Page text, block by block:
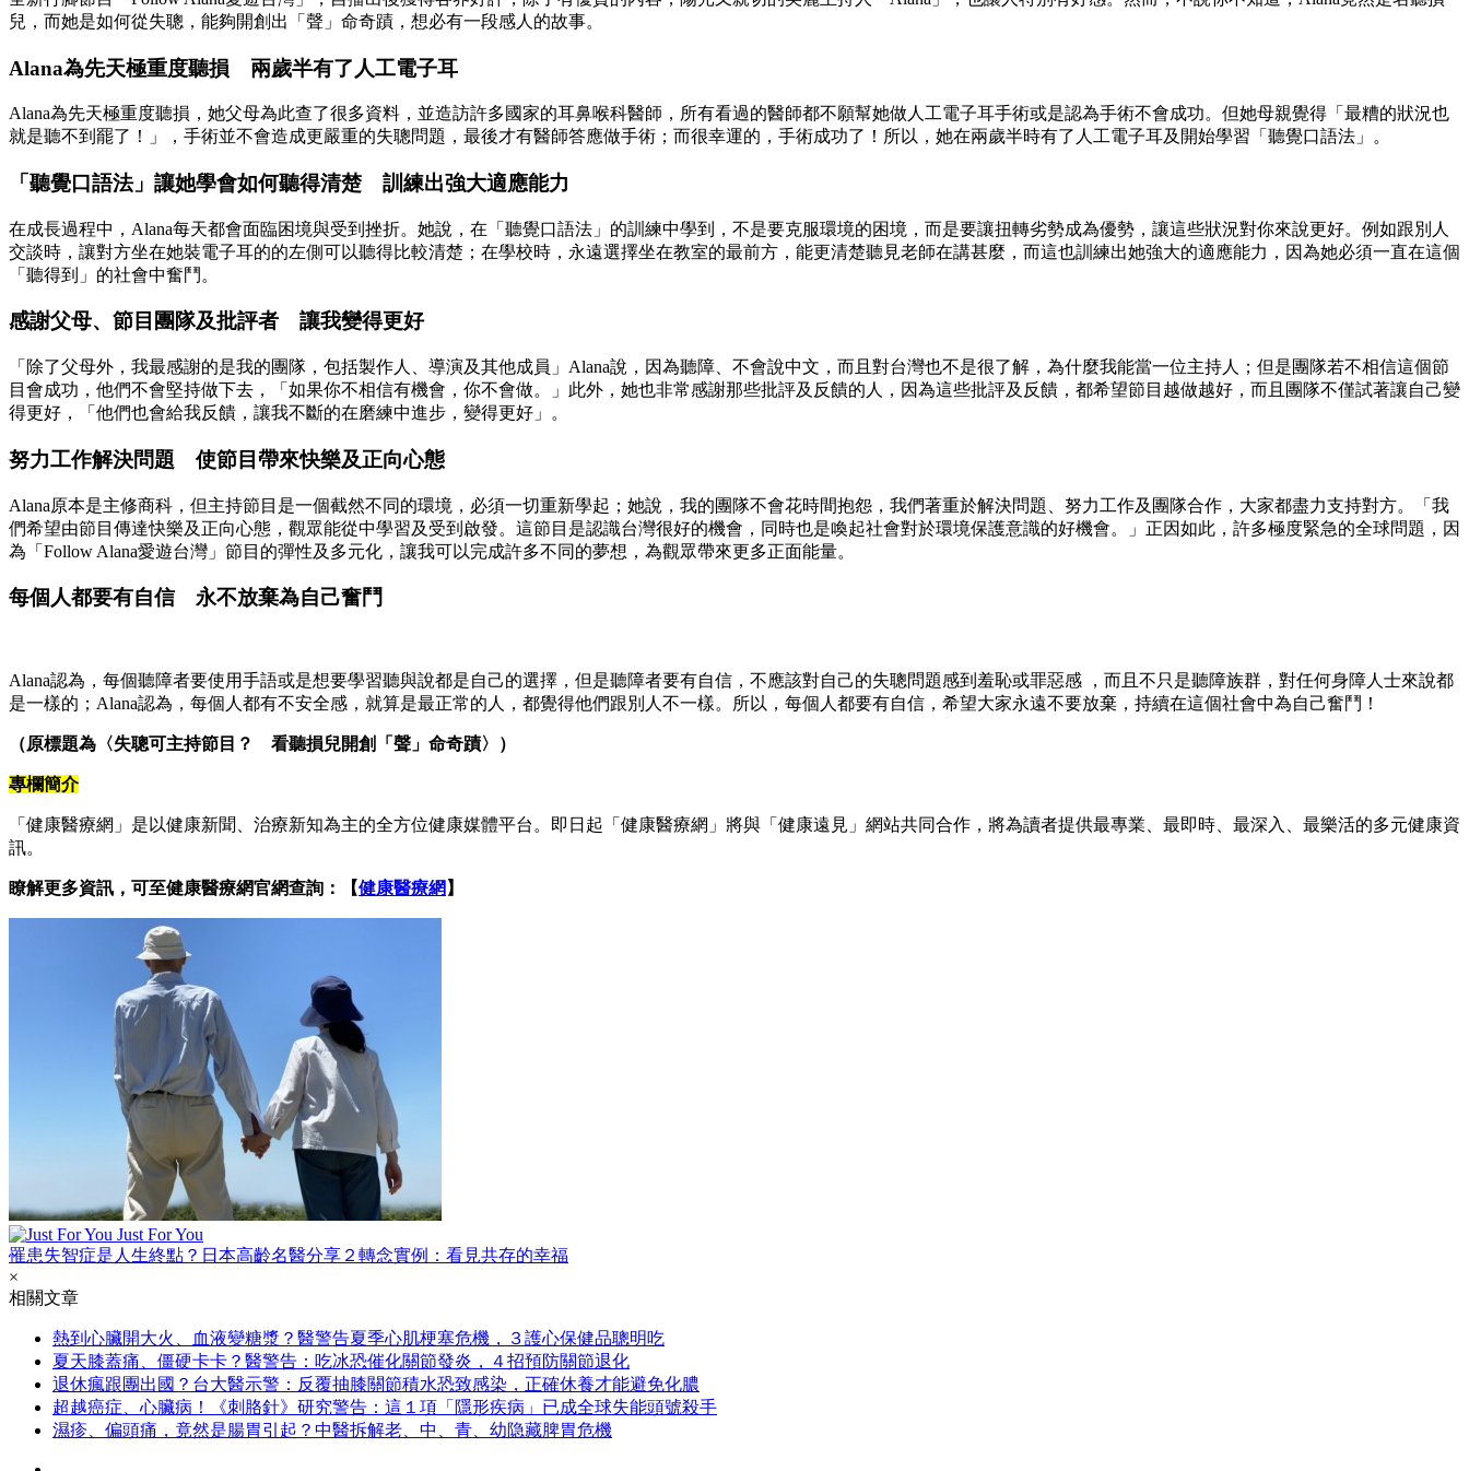
兒，而她是如何從失聰，能夠開創出「聲」命奇蹟，想必有一段感人的故事。
Alana為先天極重度聽損 兩歲半有了人工電子耳
Alana為先天極重度聽損，她父母為此查了很多資料，並造訪許多國家的耳鼻喉科醫師，所有看過的醫師都不願幫她做人工電子耳手術或是認為手術不會成功。但她母親覺得「最糟的狀況也
就是聽不到罷了！」，手術並不會造成更嚴重的失聰問題，最後才有醫師答應做手術；而很幸運的，手術成功了！所以，她在兩歲半時有了人工電子耳及開始學習「聽覺口語法」。
「聽覺口語法」讓她學會如何聽得清楚 訓練出強大適應能力
在成長過程中，Alana每天都會面臨困境與受到挫折。她說，在「聽覺口語法」的訓練中學到，不是要克服環境的困境，而是要讓扭轉劣勢成為優勢，讓這些狀況對你來說更好。例如跟別人
交談時，讓對方坐在她裝電子耳的的左側可以聽得比較清楚；在學校時，永遠選擇坐在教室的最前方，能更清楚聽見老師在講甚麼，而這也訓練出她強大的適應能力，因為她必須一直在這個
「聽得到」的社會中奮鬥。
感謝父母、節目團隊及批評者 讓我變得更好
「除了父母外，我最感謝的是我的團隊，包括製作人、導演及其他成員」Alana說，因為聽障、不會說中文，而且對台灣也不是很了解，為什麼我能當一位主持人；但是團隊若不相信這個節
目會成功，他們不會堅持做下去，「如果你不相信有機會，你不會做。」此外，她也非常感謝那些批評及反饋的人，因為這些批評及反饋，都希望節目越做越好，而且團隊不僅試著讓自己變
得更好，「他們也會給我反饋，讓我不斷的在磨練中進步，變得更好」。
努力工作解決問題 使節目帶來快樂及正向心態
Alana原本是主修商科，但主持節目是一個截然不同的環境，必須一切重新學起；她說，我的團隊不會花時間抱怨，我們著重於解決問題、努力工作及團隊合作，大家都盡力支持對方。「我
們希望由節目傳達快樂及正向心態，觀眾能從中學習及受到啟發。這節目是認識台灣很好的機會，同時也是喚起社會對於環境保護意識的好機會。」正因如此，許多極度緊急的全球問題，因
為「Follow Alana愛遊台灣」節目的彈性及多元化，讓我可以完成許多不同的夢想，為觀眾帶來更多正面能量。
每個人都要有自信 永不放棄為自己奮鬥
Alana認為，每個聽障者要使用手語或是想要學習聽與說都是自己的選擇，但是聽障者要有自信，不應該對自己的失聰問題感到羞恥或罪惡感 ，而且不只是聽障族群，對任何身障人士來說都
是一樣的；Alana認為，每個人都有不安全感，就算是最正常的人，都覺得他們跟別人不一樣。所以，每個人都要有自信，希望大家永遠不要放棄，持續在這個社會中為自己奮鬥！
（原標題為〈失聰可主持節目？ 看聽損兒開創「聲」命奇蹟〉）
專欄簡介
「健康醫療網」是以健康新聞、治療新知為主的全方位健康媒體平台。即日起「健康醫療網」將與「健康遠見」網站共同合作，將為讀者提供最專業、最即時、最深入、最樂活的多元健康資
訊。
瞭解更多資訊，可至健康醫療網官網查詢：【健康醫療網 】
Just For You
罹患失智症是人生終點？日本高齡名醫分享２轉念實例：看見共存的幸福
×
相關文章
熱到心臟開大火、血液變糖漿？醫警告夏季心肌梗塞危機，３護心保健品聰明吃
夏天膝蓋痛、僵硬卡卡？醫警告：吃冰恐催化關節發炎，４招預防關節退化
退休瘋跟團出國？台大醫示警：反覆抽膝關節積水恐致感染，正確休養才能避免化膿
超越癌症、心臟病！《刺胳針》研究警告：這１項「隱形疾病」已成全球失能頭號殺手
濕疹、偏頭痛，竟然是腸胃引起？中醫拆解老、中、青、幼隐藏脾胃危機